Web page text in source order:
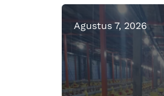
Agustus 7, 2026